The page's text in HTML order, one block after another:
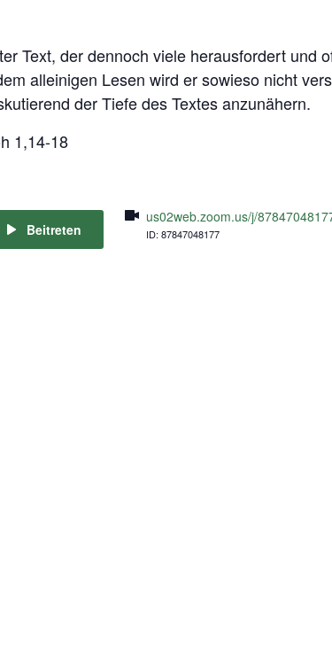
Text, der dennoch viele herausfordert und
alleinigen Lesen wird er sowieso nicht
der Tiefe des Textes anzunähern.
1,14-18
Beitreten
us02web.zoom.us/j/
ID: 87847048177